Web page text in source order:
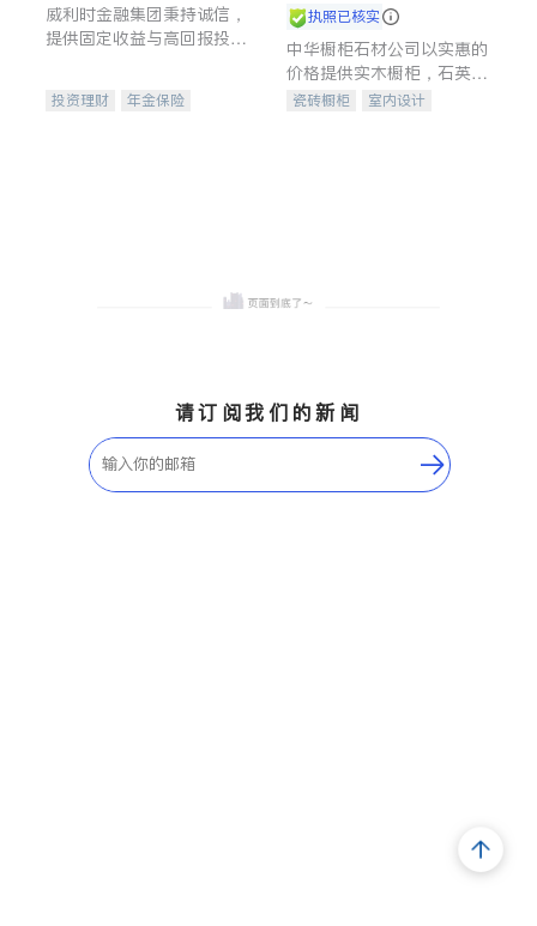
威利时金融集团秉持诚信，
提供固定收益与高回报投资
合，助力客户实现目标
投资理财
年金保险
执照已核实
中华橱柜石材公司以实惠的
价格提供实木橱柜，石英石
台面，多种优质不锈钢水
瓷砖橱柜
室内设计
请订阅我们的新闻